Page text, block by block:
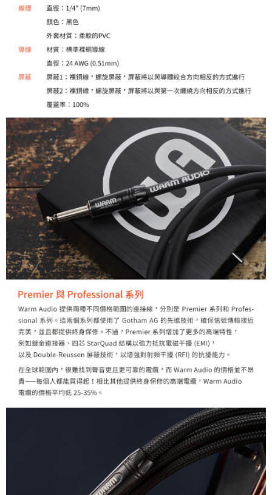
２．關於個人資料處理事宜，請瀏覽以下網址：
３．未成年的使用者請事先徵得法定代理人或監護人之同意方可使用
「AFTEE先享後付」，若未經同意申辦者引起之損失，本公司不負相關責
任。
４．使用「AFTEE先享後付」時，將依據個別帳號之用戶狀況，依本公司即
請求用戶進行身份認證。
５．嚴禁一人註冊多個帳號或使用他人資訊註冊。若發現惡意使用之情形，
恩沛科技股份有限公司將有權停止該用戶之使用額度並採取法律行動。